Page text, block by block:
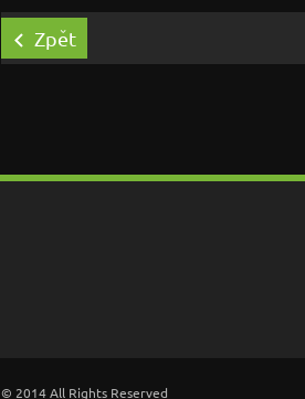
Zpět
© 2014 All Rights Reserved